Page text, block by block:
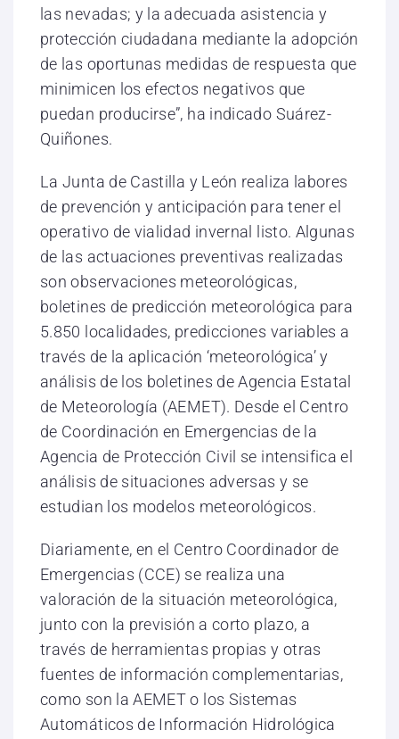
las nevadas; y la adecuada asistencia y
protección ciudadana mediante la adopción
de las oportunas medidas de respuesta que
minimicen los efectos negativos que
puedan producirse”, ha indicado Suárez-
Quiñones.
La Junta de Castilla y León realiza labores
de prevención y anticipación para tener el
operativo de vialidad invernal listo. Algunas
de las actuaciones preventivas realizadas
son observaciones meteorológicas,
boletines de predicción meteorológica para
5.850 localidades, predicciones variables a
través de la aplicación ‘meteorológica’ y
análisis de los boletines de Agencia Estatal
de Meteorología (AEMET). Desde el Centro
de Coordinación en Emergencias de la
Agencia de Protección Civil se intensifica el
análisis de situaciones adversas y se
estudian los modelos meteorológicos.
Diariamente, en el Centro Coordinador de
Emergencias (CCE) se realiza una
valoración de la situación meteorológica,
junto con la previsión a corto plazo, a
través de herramientas propias y otras
fuentes de información complementarias,
como son la AEMET o los Sistemas
Automáticos de Información Hidrológica